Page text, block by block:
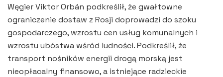
Węgier Viktor Orbán podkreślił, że gwałtowne
ograniczenie dostaw z Rosji doprowadzi do szoku
gospodarczego, wzrostu cen usług komunalnych i
wzrostu ubóstwa wśród ludności. Podkreślił, że
transport nośników energii drogą morską jest
nieopłacalny finansowo, a istniejące radzieckie